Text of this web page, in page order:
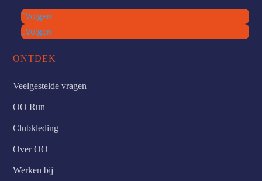
Volgen
Volgen
ONTDEK
Veelgestelde vragen
OO Run
Clubkleding
Over OO
Werken bij